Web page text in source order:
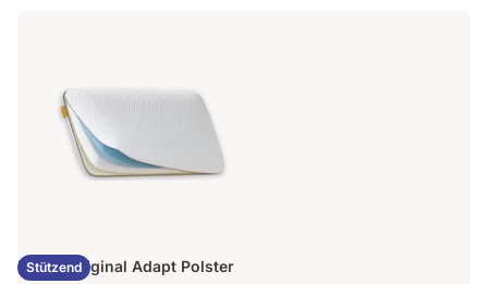
Stützend
Emma Original Adapt Polster